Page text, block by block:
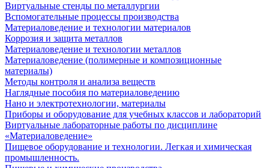
Виртуальные стенды по металлургии
Вспомогательные процессы производства
Материаловедение и технологии материалов
Коррозия и защита металлов
Материаловедение и технологии металлов
Материаловедение (полимерные и композиционные
материалы)
Методы контроля и анализа веществ
Наглядные пособия по материаловедению
Нано и электротехнологии, материалы
Приборы и оборудование для учебных классов и лабораторий
Виртуальные лабораторные работы по дисциплине
«Материаловедение»
Пищевое оборудование и технологии. Легкая и химическая
промышленность.